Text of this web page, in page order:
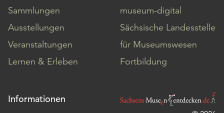
Sammlungen
Ausstellungen
Veranstaltungen
Lernen & Erleben
museum-digital
Sächsische Landesstelle
für Museumswesen
Fortbildung
Informationen